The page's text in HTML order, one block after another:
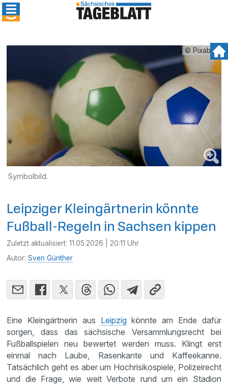
© Pixabay
Symbolbild.
Leipziger Kleingärtnerin könnte
Fußball-Regeln in Sachsen kippen
Zuletzt aktualisiert:11.05.2026 | 20:11 Uhr
Autor:Sven Günther
Eine Kleingärtnerin aus Leipzigkönnte am Ende dafür
sorgen, dass das sächsische Versammlungsrecht bei
Fußballspielen neu bewertet werden muss. Klingt erst
einmal nach Laube, Rasenkante und Kaffeekanne.
Tatsächlich geht es aber um Hochrisikospiele, Polizeirecht
und die Frage, wie weit Verbote rund um ein Stadion